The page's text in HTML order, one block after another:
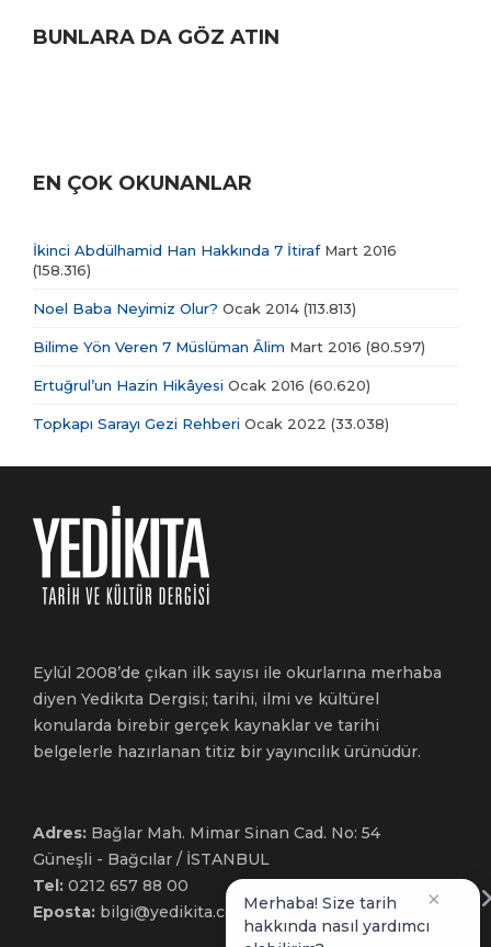
BUNLARA DA GÖZ ATIN
EN ÇOK OKUNANLAR
İkinci Abdülhamid Han Hakkında 7 İtirafMart 2016
(158.316)
Noel Baba Neyimiz Olur? Ocak 2014 (113.813)
Bilime Yön Veren 7 Müslüman Âlim Mart 2016 (80.597)
Ertuğrul’un Hazin Hikâyesi Ocak 2016 (60.620)
Topkapı Sarayı Gezi Rehberi Ocak 2022 (33.038)
Eylül 2008’de çıkan ilk sayısı ile okurlarına merhaba
diyen Yedikıta Dergisi; tarihi, ilmi ve kültürel
konularda birebir gerçek kaynaklar ve tarihi
belgelerle hazırlanan titiz bir yayıncılık ürünüdür.
Adres: Bağlar Mah. Mimar Sinan Cad. No: 54
Güneşli - Bağcılar / İSTANBUL
Tel: 0212 657 88 00
Eposta: bilgi@yedikita.com.tr
×
Merhaba! Size tarih
hakkında nasıl yardımcı